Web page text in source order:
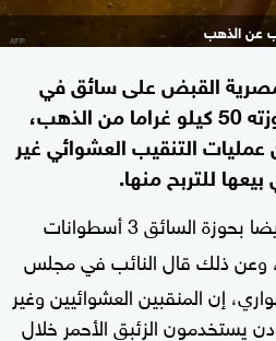
عن الذهب
القبض على سائق في
أسوان، يقود شاحنة وبحوزته 50 كيلو غراما من الذهب،
التنقيب العشوائي غير
للتربح منها.
أيضا بحوزة السائق 3 أسطوانات
، وعن ذلك قال النائب في مجلس
إن المنقبين العشوائيين وغير
يستخدمون الزئبق الأحمر خلال